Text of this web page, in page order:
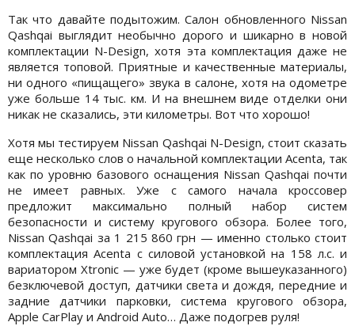
Так что давайте подытожим. Салон обновленного Nissan
Qashqai выглядит необычно дорого и шикарно в новой
комплектации N-Design, хотя эта комплектация даже не
является топовой. Приятные и качественные материалы,
ни одного «пищащего» звука в салоне, хотя на одометре
уже больше 14 тыс. км. И на внешнем виде отделки они
никак не сказались, эти километры. Вот что хорошо!
Хотя мы тестируем Nissan Qashqai N-Design, стоит сказать
еще несколько слов о начальной комплектации Acenta, так
как по уровню базового оснащения Nissan Qashqai почти
не имеет равных. Уже с самого начала кроссовер
предложит максимально полный набор систем
безопасности и систему кругового обзора. Более того,
Nissan Qashqai за 1 215 860 грн — именно столько стоит
комплектация Acenta с силовой установкой на 158 л.с. и
вариатором Xtronic — уже будет (кроме вышеуказанного)
безключевой доступ, датчики света и дождя, передние и
задние датчики парковки, система кругового обзора,
Apple CarPlay и Android Auto… Даже подогрев руля!